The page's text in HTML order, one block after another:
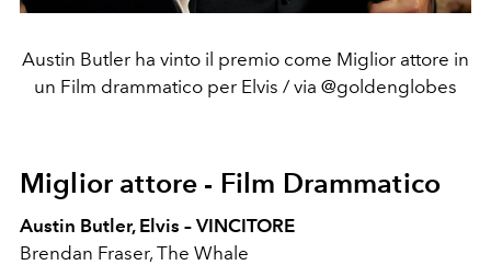
Austin Butler ha vinto il premio come Miglior attore in
un Film drammatico per Elvis / via @goldenglobes
Miglior attore - Film Drammatico
Austin Butler, Elvis – VINCITORE
Brendan Fraser, The Whale